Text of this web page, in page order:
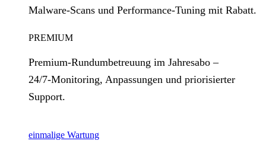
Malware‑Scans und Performance‑Tuning mit Rabatt.
PREMIUM
Premium‑Rundumbetreuung im Jahresabo –
24/7‑Monitoring, Anpassungen und priorisierter
Support.
einmalige Wartung